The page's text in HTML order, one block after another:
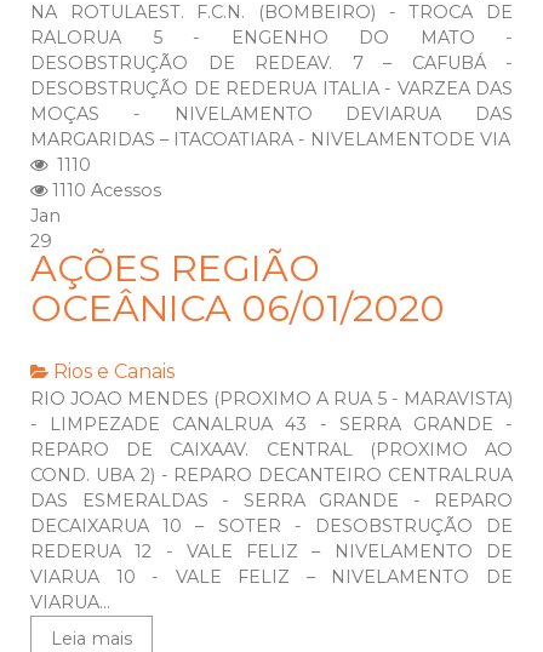
NA ROTULAEST. F.C.N. (BOMBEIRO) - TROCA DE
RALORUA 5 - ENGENHO DO MATO -
DESOBSTRUÇÃO DE REDEAV. 7 – CAFUBÁ -
DESOBSTRUÇÃO DE REDERUA ITALIA - VARZEA DAS
MOÇAS - NIVELAMENTO DEVIARUA DAS
MARGARIDAS – ITACOATIARA - NIVELAMENTODE VIA
1110
1110 Acessos
Jan
29
AÇÕES REGIÃO
OCEÂNICA 06/01/2020
Rios e Canais
RIO JOAO MENDES (PROXIMO A RUA 5 - MARAVISTA)
- LIMPEZADE CANALRUA 43 - SERRA GRANDE -
REPARO DE CAIXAAV. CENTRAL (PROXIMO AO
COND. UBA 2) - REPARO DECANTEIRO CENTRALRUA
DAS ESMERALDAS - SERRA GRANDE - REPARO
DECAIXARUA 10 – SOTER - DESOBSTRUÇÃO DE
REDERUA 12 - VALE FELIZ – NIVELAMENTO DE
VIARUA 10 - VALE FELIZ – NIVELAMENTO DE
VIARUA...
Leia mais